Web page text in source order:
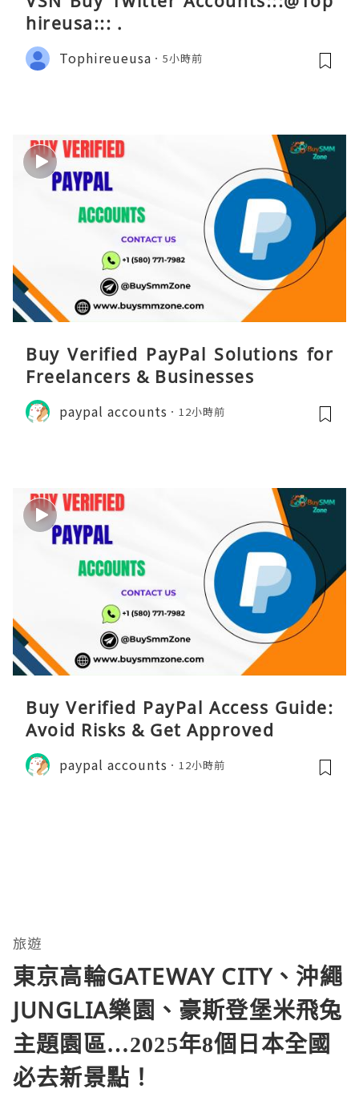
hireusa::: .
Tophireueusa 5小時前
Buy Verified PayPal Solutions for
Freelancers & Businesses
paypal accounts 12小時前
Buy Verified PayPal Access Guide:
Avoid Risks & Get Approved
paypal accounts 12小時前
旅遊
東京高輪GATEWAY CITY、沖繩
JUNGLIA樂園、豪斯登堡米飛兔
主題園區…2025年8個日本全國
必去新景點！